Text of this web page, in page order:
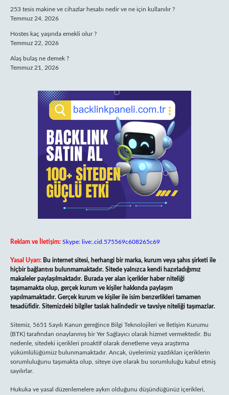
253 tesis makine ve cihazlar hesabı nedir ve ne için kullanılır ?
Temmuz 24, 2026
Hostes kaç yaşında emekli olur ?
Temmuz 22, 2026
Alaş bulaş ne demek ?
Temmuz 21, 2026
Reklam ve İletişim: Skype: live:.cid.575569c608265c69
Yasal Uyarı: Bu internet sitesi, herhangi bir marka, kurum veya şahıs şirketi ile
hiçbir bağlantısı bulunmamaktadır. Sitede yalnızca kendi hazırladığımız
makaleler paylaşılmaktadır. Burada yer alan içerikler haber niteliği
taşımamakta olup, gerçek kurum ve kişiler hakkında paylaşım
yapılmamaktadır. Gerçek kurum ve kişiler ile isim benzerlikleri tamamen
tesadüfidir. Sitemizdeki bilgiler taslak halindedir ve tavsiye niteliği taşımazlar.
Sitemiz, 5651 Sayılı Kanun gereğince Bilgi Teknolojileri ve İletişim Kurumu
(BTK) tarafından onaylanmış bir Yer Sağlayıcı olarak hizmet vermektedir. Bu
nedenle, sitedeki içerikleri proaktif olarak denetleme veya araştırma
yükümlülüğümüz bulunmamaktadır. Ancak, üyelerimiz yazdıkları içeriklerin
sorumluluğunu taşımakta olup, siteye üye olarak bu sorumluluğu kabul etmiş
sayılırlar.
Hukuka ve yasal düzenlemelere aykırı olduğunu düşündüğünüz içerikleri,